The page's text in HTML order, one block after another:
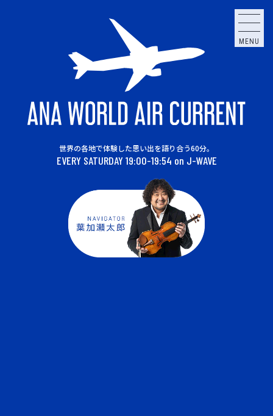
MENU
世界の各地で体験した思い出を語り合う60分。
EVERY SATURDAY 19:00-19:54 on J-WAVE